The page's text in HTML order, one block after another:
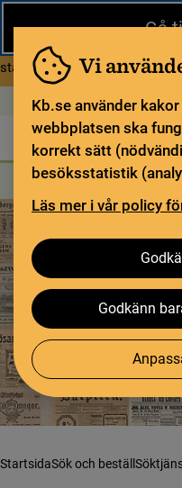
Gå
Under sommaren har KB
öppettider. Vissa veckor är
stängda.Läs mer om
Vi
Kb.se använder
webbplatsen ska
korrekt sätt
besöksstatistik
Läs mer i vår policy
Godkänn
Öppet idag: 11–15In English
Biblioteket För
Sök Sök
Söktjänster
StartsidaSök och beställ